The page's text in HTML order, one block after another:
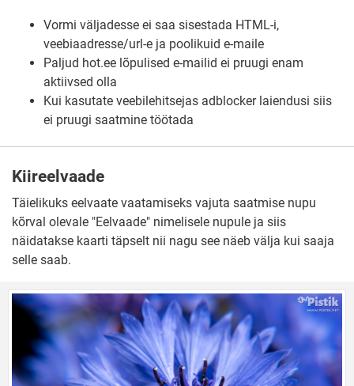
Vormi väljadesse ei saa sisestada HTML-i,
veebiaadresse/url-e ja poolikuid e-maile
Paljud hot.ee lõpulised e-mailid ei pruugi enam
aktiivsed olla
Kui kasutate veebilehitsejas adblocker laiendusi siis
ei pruugi saatmine töötada
Kiireelvaade
Täielikuks eelvaate vaatamiseks vajuta saatmise nupu
kõrval olevale "Eelvaade" nimelisele nupule ja siis
näidatakse kaarti täpselt nii nagu see näeb välja kui saaja
selle saab.